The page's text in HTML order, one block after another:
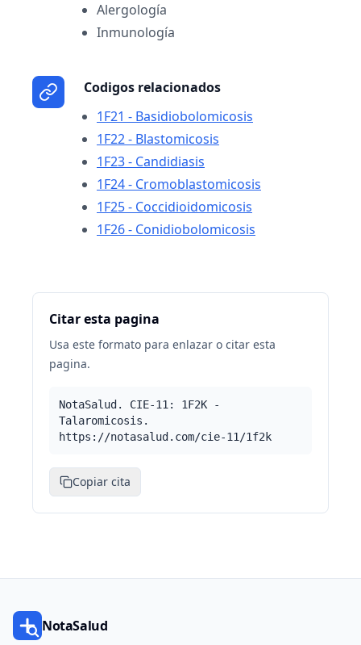
Alergología
Inmunología
Codigos relacionados
1F21 - Basidiobolomicosis
1F22 - Blastomicosis
1F23 - Candidiasis
1F24 - Cromoblastomicosis
1F25 - Coccidioidomicosis
1F26 - Conidiobolomicosis
Citar esta pagina
Usa este formato para enlazar o citar esta
pagina.
NotaSalud. CIE-11: 1F2K -
Talaromicosis.
https://notasalud.com/cie-11/1f2k
Copiar cita
NotaSalud